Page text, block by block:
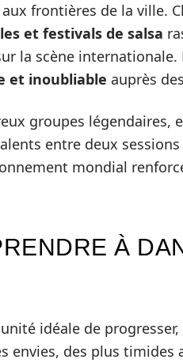
frontières de la ville.
et festivals de salsa
la scène
et inoubliable auprès
groupes légendaires,
entre deux sessions
mondial
À
idéale de
envies, des plus timides